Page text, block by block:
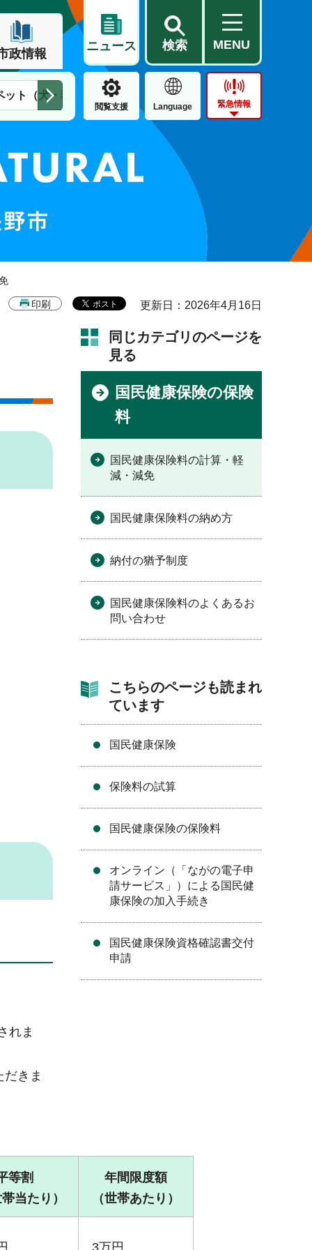
政情報
ニュース 検索 MENU
ット（犬・猫） 住民票・戸籍 公営住宅
閲覧支援 Language 緊急情報
印刷 更新日：2026年4月16日
れま
きま
等割
当たり）
年間限度額
（世帯あたり）
同じカテゴリのページを
見る
国民健康保険の保険
料
国民健康保険料の計算・軽
減・減免
国民健康保険料の納め方
納付の猶予制度
国民健康保険料のよくあるお
問い合わせ
こちらのページも読まれ
ています
国民健康保険
保険料の試算
国民健康保険の保険料
オンライン（「ながの電子申
請サービス」）による国民健
康保険の加入手続き
国民健康保険資格確認書交付
申請